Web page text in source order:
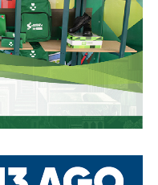
, y luego dense una
que son
intransitables, hay
no siguen el
la velocidad… en
la van perdiendo |